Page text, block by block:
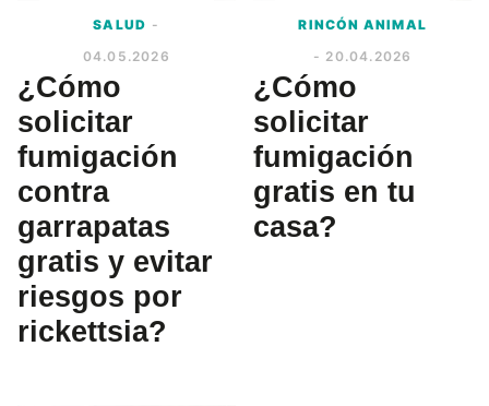
SALUD -
04.05.2026
¿Cómo
solicitar
fumigación
contra
garrapatas
gratis y evitar
riesgos por
rickettsia?
RINCÓN ANIMAL
- 20.04.2026
¿Cómo
solicitar
fumigación
gratis en tu
casa?